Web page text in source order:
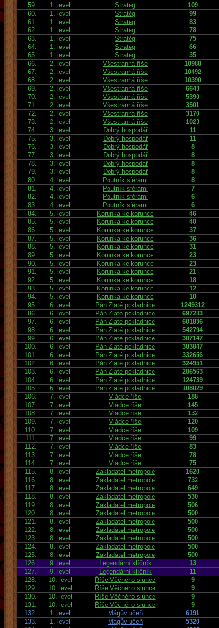
59.
1. level Stratég
109
60.
1. level Stratég
99
61.
1. level Stratég
83
62.
1. level Stratég
78
63.
1. level Stratég
75
64.
1. level Stratég
66
65.
1. level Stratég
35
66.
2. level Všestranná říše
10988
67.
2. level Všestranná říše
10492
68.
2. level Všestranná říše
10390
69.
2. level Všestranná říše
6643
70.
2. level Všestranná říše
5390
71.
2. level Všestranná říše
3501
72.
2. level Všestranná říše
3170
73.
2. level Všestranná říše
1023
74.
3. level Dobrý hospodář
11
75.
3. level Dobrý hospodář
11
76.
3. level Dobrý hospodář
8
77.
3. level Dobrý hospodář
8
78.
3. level Dobrý hospodář
8
79.
3. level Dobrý hospodář
8
80.
4. level Poutník sférami
8
81.
4. level Poutník sférami
7
82.
4. level Poutník sférami
6
83.
4. level Poutník sférami
6
84.
5. level Korunka ke korunce
46
85.
5. level Korunka ke korunce
40
86.
5. level Korunka ke korunce
37
87.
5. level Korunka ke korunce
36
88.
5. level Korunka ke korunce
31
89.
5. level Korunka ke korunce
23
90.
5. level Korunka ke korunce
23
91.
5. level Korunka ke korunce
21
92.
5. level Korunka ke korunce
18
93.
5. level Korunka ke korunce
12
94.
5. level Korunka ke korunce
10
95.
6. level Pán Zlaté pokladnice
1249312
96.
6. level Pán Zlaté pokladnice
697283
97.
6. level Pán Zlaté pokladnice
601836
98.
6. level Pán Zlaté pokladnice
542794
99.
6. level Pán Zlaté pokladnice
387147
100.
6. level Pán Zlaté pokladnice
383847
101.
6. level Pán Zlaté pokladnice
332656
102.
6. level Pán Zlaté pokladnice
324951
103.
6. level Pán Zlaté pokladnice
286563
104.
6. level Pán Zlaté pokladnice
124739
105.
6. level Pán Zlaté pokladnice
108029
106.
7. level Vládce říše
188
107.
7. level Vládce říše
145
108.
7. level Vládce říše
132
109.
7. level Vládce říše
120
110.
7. level Vládce říše
109
111.
7. level Vládce říše
99
112.
7. level Vládce říše
83
113.
7. level Vládce říše
78
114.
7. level Vládce říše
75
115.
8. level Zakladatel metropole
1620
116.
8. level Zakladatel metropole
732
117.
8. level Zakladatel metropole
649
118.
8. level Zakladatel metropole
530
119.
8. level Zakladatel metropole
506
120.
8. level Zakladatel metropole
500
121.
8. level Zakladatel metropole
500
122.
8. level Zakladatel metropole
500
123.
8. level Zakladatel metropole
500
124.
8. level Zakladatel metropole
500
125.
8. level Zakladatel metropole
500
126.
9. level Legendární klíčník
13
127.
9. level Legendární klíčník
11
128.
10. level Říše Věčného slunce
9
129.
10. level Říše Věčného slunce
9
130.
10. level Říše Věčného slunce
9
131.
10. level Říše Věčného slunce
9
132.
1. level Mágův učeň
6191
133.
1. level Mágův učeň
5320